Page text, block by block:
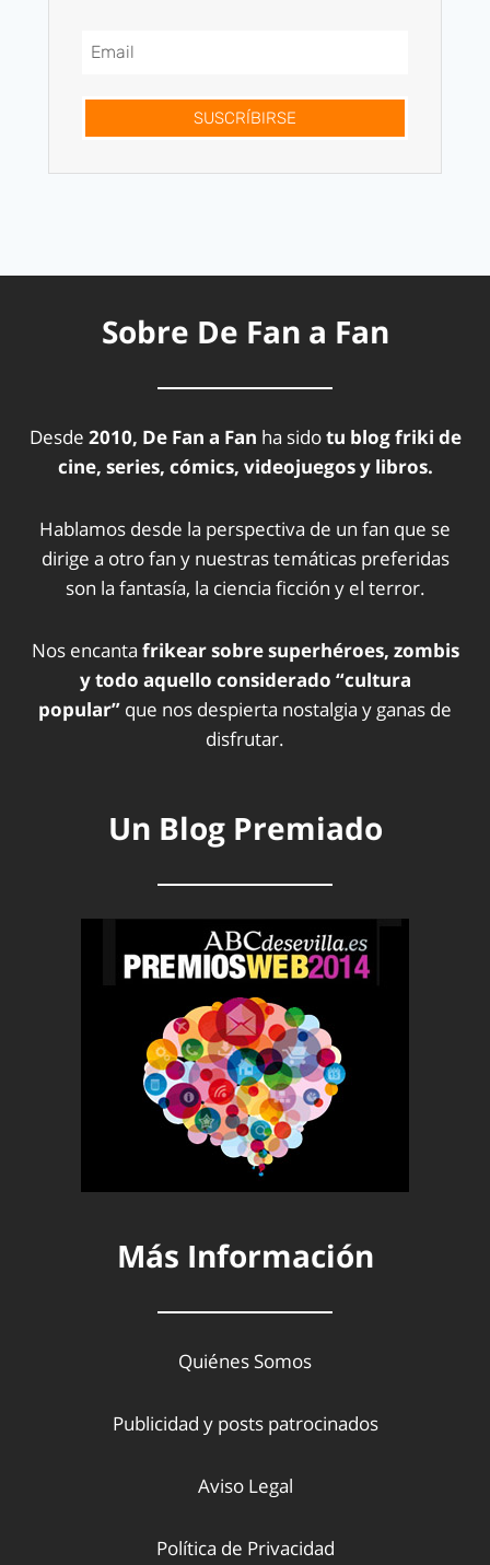
SUSCRÍBIRSE
Sobre De Fan a Fan
Desde 2010, De Fan a Fan ha sidotu blog friki de
cine, series, cómics, videojuegos y libros.
Hablamos desde la perspectiva de un fan que se
dirige a otro fan y nuestras temáticas preferidas
son la fantasía, la ciencia ficción y el terror.
Nos encanta frikear sobre superhéroes, zombis
y todo aquello considerado “cultura
popular” que nos despierta nostalgia y ganas de
disfrutar.
Un Blog Premiado
Más Información
Quiénes Somos
Publicidad y posts patrocinados
Aviso Legal
Política de Privacidad